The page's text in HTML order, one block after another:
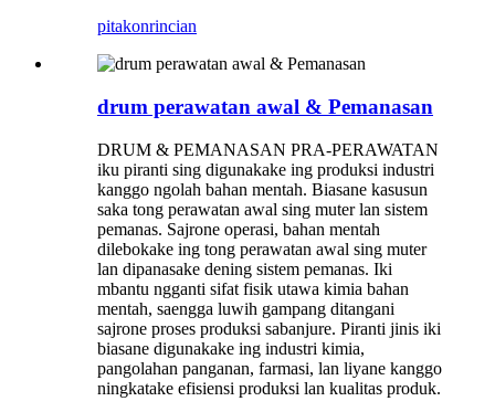
pitakonrincian
drum perawatan awal & Pemanasan
DRUM & PEMANASAN PRA-PERAWATAN
iku piranti sing digunakake ing produksi industri
kanggo ngolah bahan mentah. Biasane kasusun
saka tong perawatan awal sing muter lan sistem
pemanas. Sajrone operasi, bahan mentah
dilebokake ing tong perawatan awal sing muter
lan dipanasake dening sistem pemanas. Iki
mbantu ngganti sifat fisik utawa kimia bahan
mentah, saengga luwih gampang ditangani
sajrone proses produksi sabanjure. Piranti jinis iki
biasane digunakake ing industri kimia,
pangolahan panganan, farmasi, lan liyane kanggo
ningkatake efisiensi produksi lan kualitas produk.